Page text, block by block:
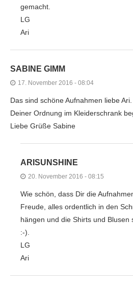
gemacht.
LG
Ari
SABINE GIMM
17. November 2016 - 08:04
Das sind schöne Aufnahmen liebe
Deiner Ordnung im Kleiderschrank
Liebe Grüße Sabine
ARISUNSHINE
20. November 2016 - 08:15
Wie schön, dass Dir die
Freude, alles ordentlich in den
hängen und die Shirts und Blusen
:-).
LG
Ari